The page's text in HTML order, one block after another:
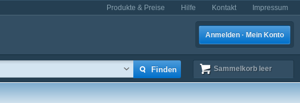
Produkte & Preise Hilfe Kontakt Impressum
Anmelden · Mein Konto
Sammelkorb leer